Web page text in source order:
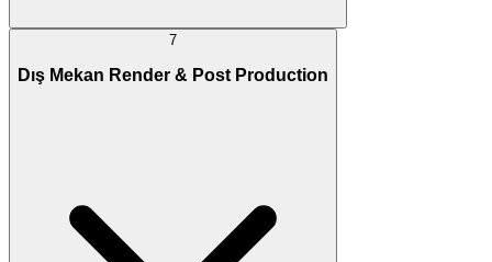
7
Dış Mekan Render & Post Production